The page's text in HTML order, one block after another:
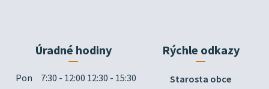
Úradné hodiny
Pon
7:30 - 12:00 12:30 - 15:30
Rýchle odkazy
Starosta obce